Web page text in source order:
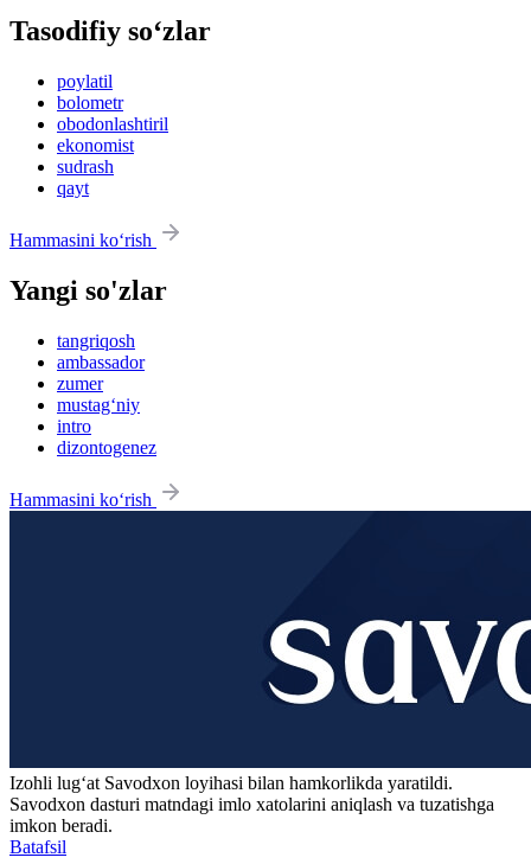
Tasodifiy so‘zlar
poylatil
bolometr
obodonlashtiril
ekonomist
sudrash
qayt
Hammasini ko‘rish
Yangi so'zlar
tangriqosh
ambassador
zumer
mustag‘niy
intro
dizontogenez
Hammasini ko‘rish
Izohli lugʻat Savodxon loyihasi bilan hamkorlikda yaratildi.
Savodxon dasturi matndagi imlo xatolarini aniqlash va tuzatishga
imkon beradi.
Batafsil